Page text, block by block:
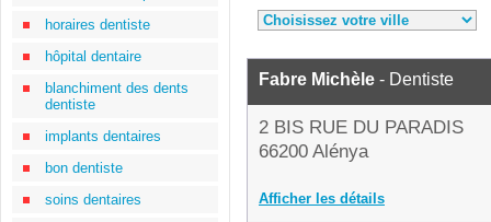
horaires dentiste
hôpital dentaire
blanchiment des dents
dentiste
implants dentaires
bon dentiste
soins dentaires
Fabre Michèle - Dentiste
2 BIS RUE DU PARADIS
66200 Alénya
Afficher les détails